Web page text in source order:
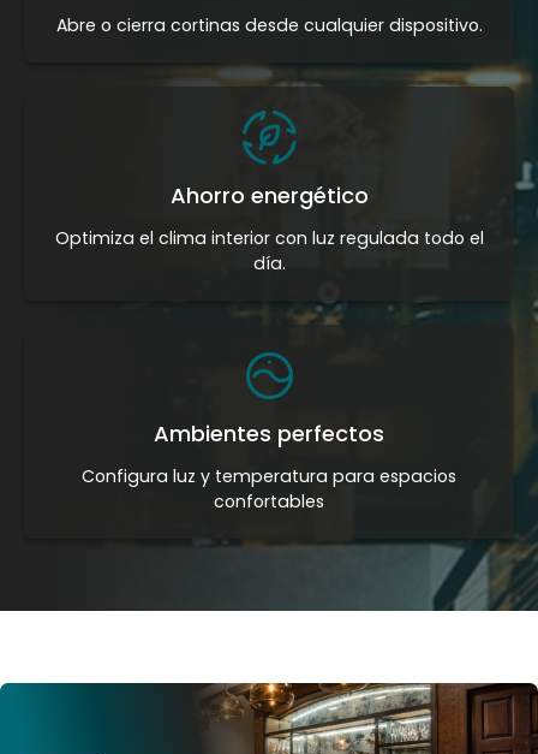
Abre o cierra cortinas desde cualquier dispositivo.
Ahorro energético
Optimiza el clima interior con luz regulada todo el
día.
Ambientes perfectos
Configura luz y temperatura para espacios
confortables